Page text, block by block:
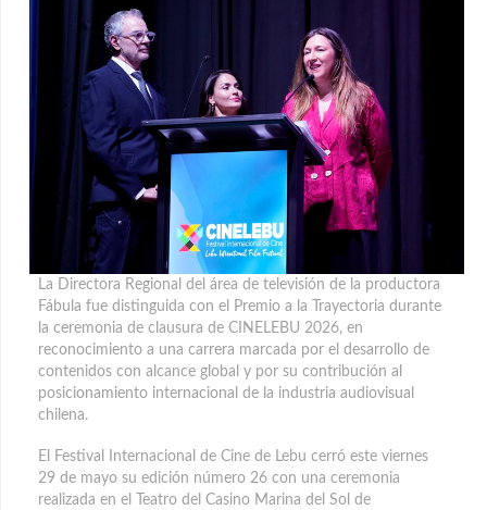
La Directora Regional del área de televisión de la productora
Fábula fue distinguida con el Premio a la Trayectoria durante
la ceremonia de clausura de CINELEBU 2026, en
reconocimiento a una carrera marcada por el desarrollo de
contenidos con alcance global y por su contribución al
posicionamiento internacional de la industria audiovisual
chilena.
El Festival Internacional de Cine de Lebu cerró este viernes
29 de mayo su edición número 26 con una ceremonia
realizada en el Teatro del Casino Marina del Sol de